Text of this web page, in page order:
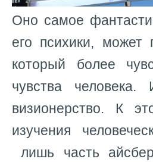
Оно самое
его психики, может
который более
чувства
визионерство. К
изучения
лишь часть